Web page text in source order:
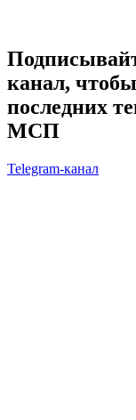
канал,
последних
МСП
Telegram-канал